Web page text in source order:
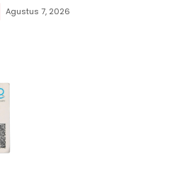
Agustus 7, 2026